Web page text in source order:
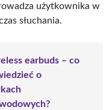
użytkownika w
słuchania.
earbuds – co
o